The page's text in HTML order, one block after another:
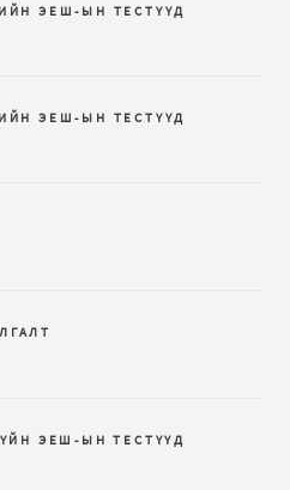
ЭЕШ-ЫН ТЕСТҮҮД
ЭЕШ-ЫН ТЕСТҮҮД
ЭЕШ-ЫН ТЕСТҮҮД